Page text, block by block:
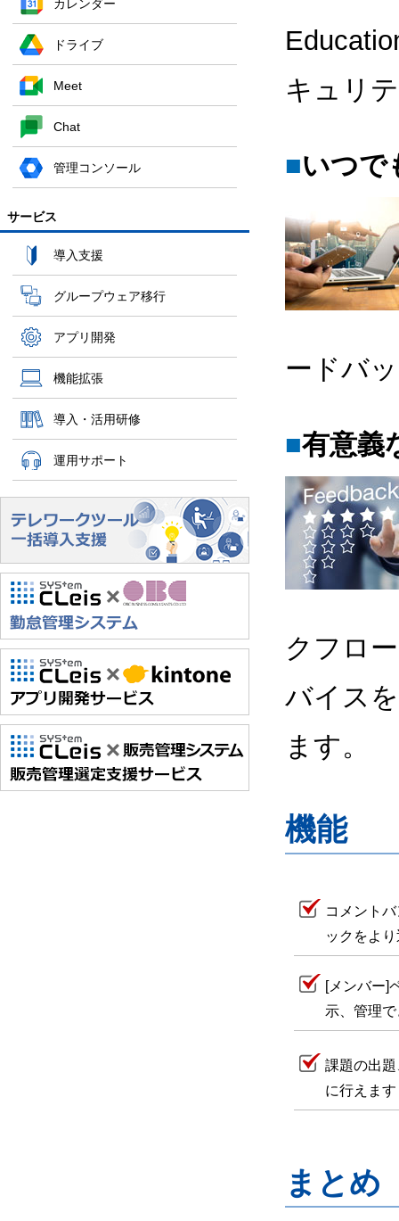
カレンダー
ドライブ
Meet
Chat
管理コンソール
サービス
導入支援
グループウェア移行
アプリ開発
機能拡張
導入・活用研修
運用サポート
キュリ
■いつで
ードバ
■有意義
クフロ
バイス
ます。
機能
コメント
ックをよ
[メンバー]
示、管理
課題の出
に行えます
まとめ